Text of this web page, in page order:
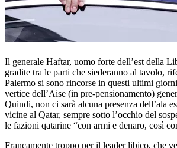
Il generale Haftar, uomo forte dell’est della
gradite tra le parti che siederanno al tavolo,
Palermo si sono rincorse in questi ultimi
vertice dell’Aise (in pre-pensionamento)
Quindi, non ci sarà alcuna presenza dell’ala
vicine al Qatar, sempre sotto l’occhio del
le fazioni qatarine “con armi e denaro, così
Francamente troppo per il leader libico, che